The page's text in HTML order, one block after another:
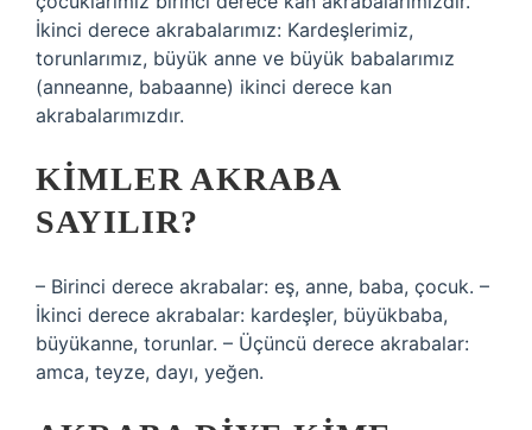
İkinci derece akrabalarımız: Kardeşlerimiz,
torunlarımız, büyük anne ve büyük babalarımız
(anneanne, babaanne) ikinci derece kan
akrabalarımızdır.
KIMLER AKRABA
SAYILIR?
– Birinci derece akrabalar: eş, anne, baba, çocuk. –
İkinci derece akrabalar: kardeşler, büyükbaba,
büyükanne, torunlar. – Üçüncü derece akrabalar:
amca, teyze, dayı, yeğen.